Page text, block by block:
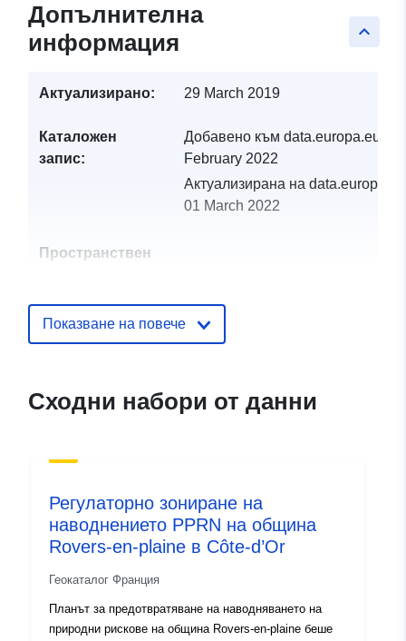
keyboard_arrow_up
Допълнителна
информация
Актуализирано: 29 March 2019
Каталожен
запис:
Добавено към data.europa.eu:
February 2022
Актуализирана на
01 March 2022
Пространствен
Идентификатор
и:
http://catalogue.geo-
ide.developpement-
2eb9-435d-bccd-
4253-86a3-f543940d0fa3
Тип:
Ресурси:
Показване на повече
Сходни набори от данни
Регулаторно зониране на
наводнението PPRN на община
Rovers-en-plaine в Côte-d’Or
Геокаталог Франция
Планът за предотвратяване на наводняването на
природни рискове на община Rovers-en-plaine беше